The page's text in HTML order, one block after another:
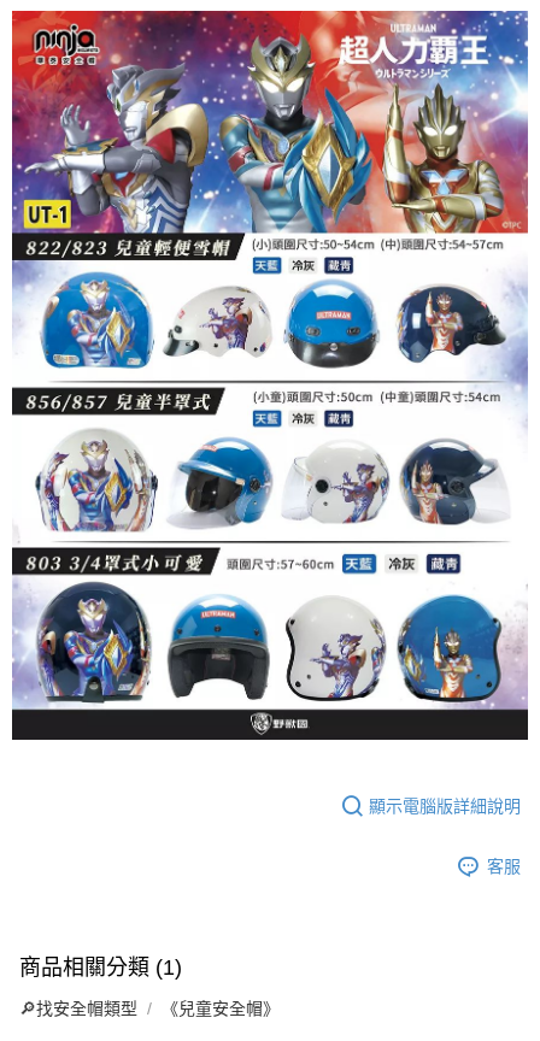
【大哥付你分期使用說明】
1.本服務由台灣大哥大提供，台灣大哥大用戶可立即使用無須另外申請。
2.付款方式選擇「大哥付你分期」，訂單成立後會自動跳轉到大哥付的交易
流程，驗證手機門號後，選擇欲分期的期數、繳款截止日，確認付款後即完
成交易。
3.實際核准額度、可分期數及費用金額請依後續交易確認頁面所載為準。
4.訂單成立30分鐘內，如未前往確認交易或遇審核未通過，訂單將自動取
消。如遇「轉專審核」未通過狀況，表示未達大哥付你分期系統評分，恕無
法說明評估內容。
【繳款方式說明】
1.分期款項不併入電信帳單，「大哥付你分期」於每月結算日後寄送繳費提
醒簡訊。
2.透過簡訊連結打開帳單後，可選擇「超商條碼／台灣大直營門市／銀行轉
帳／街口支付／iPASS MONEY」等通路繳費。
【注意事項】
1.本服務係由「台灣大哥大股份有限公司」（以下簡稱本公司）所提供，讓
用戶於交易時，得透過本服務購買商品或服務，並由商店將買賣／分期付款
買賣價金債權讓與本公司後，依約使用本公司帳單繳交帳款。
2.基於同意付款使用「大哥付你分期」之契約關係目的，商店將以您的個人
資料（包含姓名、電話或地址）提供予台灣大哥大進項蒐集、處理及利用，
由本公司與您本人進行分期帳單所需資料之確認、核對及更正。
3.完整用戶服務條款，請詳閱以下連結：
https://oppay.tw/userRule
AFTEE先享後付
相關說明
【關於「AFTEE先享後付」】
AFTEE先享後付是「在收到商品之後才付款」的支付方式。 讓您購物簡單
便利好安心！
１．簡單：不需註冊會員、不需綁卡、不需儲值。
２．便利：只要手機號碼，簡訊認證，即可結帳。
３．安心：先確認商品／服務後，再付款。
【「AFTEE先享後付」結帳流程】
１．於結帳方式選擇「AFTEE先享後付」後，將跳轉至「AFTEE先享後付」
結帳頁面，進行簡訊認證並確認金額後，即可完成結帳。
２．訂單成立數日內，您將收到繳費通知簡訊。
３．收到繳費通知簡訊後14天內，點擊此簡訊中的連結，可透過四大超商／
ATM／網路銀行／等多元方式進行付款，方視為交易完成。
※ 請注意：結帳手續完成當下不需立刻繳費，但若您需要取消訂單，請聯絡
購買商品的店家。未經商家同意取消之訂單仍視為有效，需透過AFTEE先享
後付繳納相關費用。
※ 交易是否成功請以「AFTEE先享後付 」之結帳頁面顯示為準，若有關於
是否繳費成功／繳費後需取消欲退款等相關疑問，請聯繫「AFTEE先享後付
客戶支援中心」https://netprotections.freshdesk.com/support/home
【注意事項】
１．透過由恩沛科技股份有限公司提供之「AFTEE先享後付」服務完成之交
易，需依本服務之必要範圍內提供個人資料，並將交易相關給付款項請求債
權轉讓予恩沛科技股份有限公司。
２．關於個人資料處理事宜，請瀏覽以下網址：
https://aftee.tw/terms/#terms3
３．未成年的使用者請事先徵得法定代理人或監護人之同意方可使用
「AFTEE先享後付」，若未經同意申辦者引起之損失，本公司不負相關責
任。
４．使用「AFTEE先享後付」時，將依據個別帳號之用戶狀況，依本公司即
時審查核予不同之上限額度；若仍有額度不足之情形，本公司將視審查結果
恩沛科技股份有限公司將有權停止該用戶之使用額度並採取法律行動。
ATM付款
運送方式
全家取貨付款
每筆NT$80，滿NT$1,999(含以上)免運費
付款後全家取貨
每筆NT$80，滿NT$1,999(含以上)免運費
7-11取貨付款
每筆NT$80，滿NT$1,999(含以上)免運費
付款後7-11取貨
每筆NT$80，滿NT$1,999(含以上)免運費
宅配
每筆NT$80，滿NT$1,999(含以上)免運費
顯示電腦版詳細說明
客服
商品相關分類 (1)
🔎找安全帽類型 《兒童安全帽》